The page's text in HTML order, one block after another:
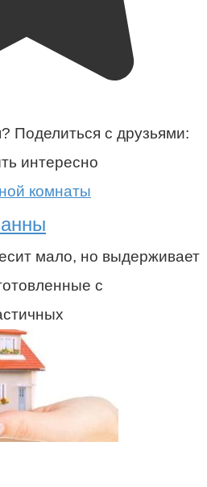
Поделиться с друзьями:
интересно
комнаты
мало, но выдерживает
с